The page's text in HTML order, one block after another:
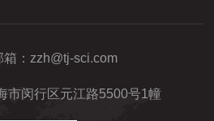
： zzh@tj-sci.com
市闵行区元江路5500号1幢